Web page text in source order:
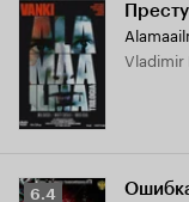
Рейтинг
6.4